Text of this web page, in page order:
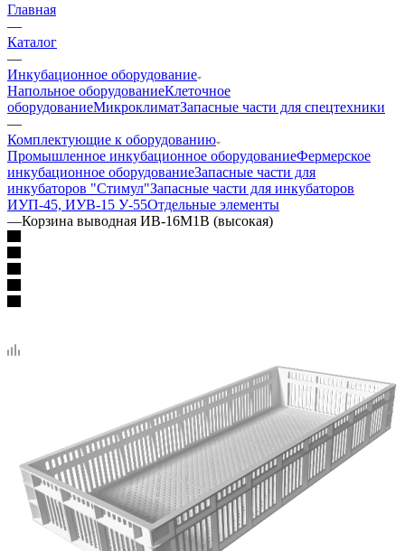
Главная
—
Каталог
—
Инкубационное оборудование
Напольное оборудованиеКлеточное
оборудованиеМикроклиматЗапасные части для спецтехники
—
Комплектующие к оборудованию
Промышленное инкубационное оборудованиеФермерское
инкубационное оборудованиеЗапасные части для
инкубаторов "Стимул"Запасные части для инкубаторов
ИУП-45, ИУВ-15 У-55Отдельные элементы
—Корзина выводная ИВ-16М1В (высокая)